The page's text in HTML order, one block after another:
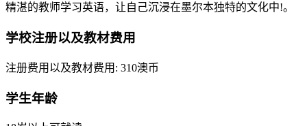
精湛的教师学习英语，让自己沉浸在墨尔本独特的文化中!。
学校注册以及教材费用
注册费用以及教材费用: 310澳币
学生年龄